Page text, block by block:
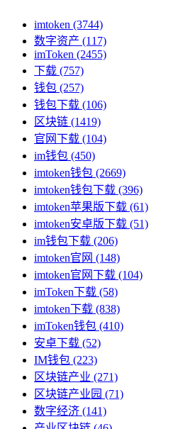
imtoken (3744)
数字资产 (117)
imToken (2455)
下载 (757)
钱包 (257)
钱包下载 (106)
区块链 (1419)
官网下载 (104)
im钱包 (450)
imtoken钱包 (2669)
imtoken钱包下载 (396)
imtoken苹果版下载 (61)
imtoken安卓版下载 (51)
im钱包下载 (206)
imtoken官网 (148)
imtoken官网下载 (104)
imToken下载 (58)
imtoken下载 (838)
imToken钱包 (410)
安卓下载 (52)
IM钱包 (223)
区块链产业 (271)
区块链产业园 (71)
数字经济 (141)